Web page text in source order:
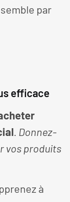
par
efficace
. Donnez-
vos produits
à